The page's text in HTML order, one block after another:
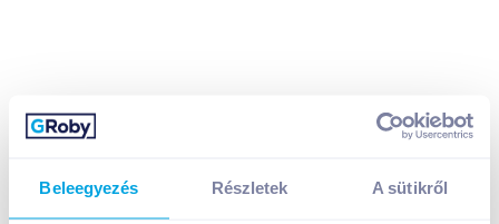
Beleegyezés Részletek A sütikről